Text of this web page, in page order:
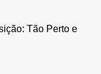
Tão Perto e